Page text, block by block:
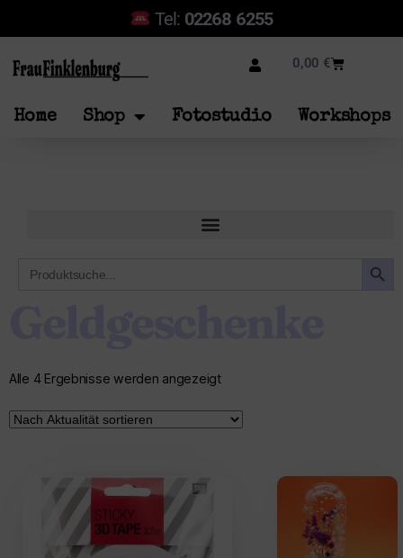
Tel: 02268 6255
0,00 €
Home Shop Fotostudio Workshops
for:
Alle 4 Ergebnisse werden angezeigt